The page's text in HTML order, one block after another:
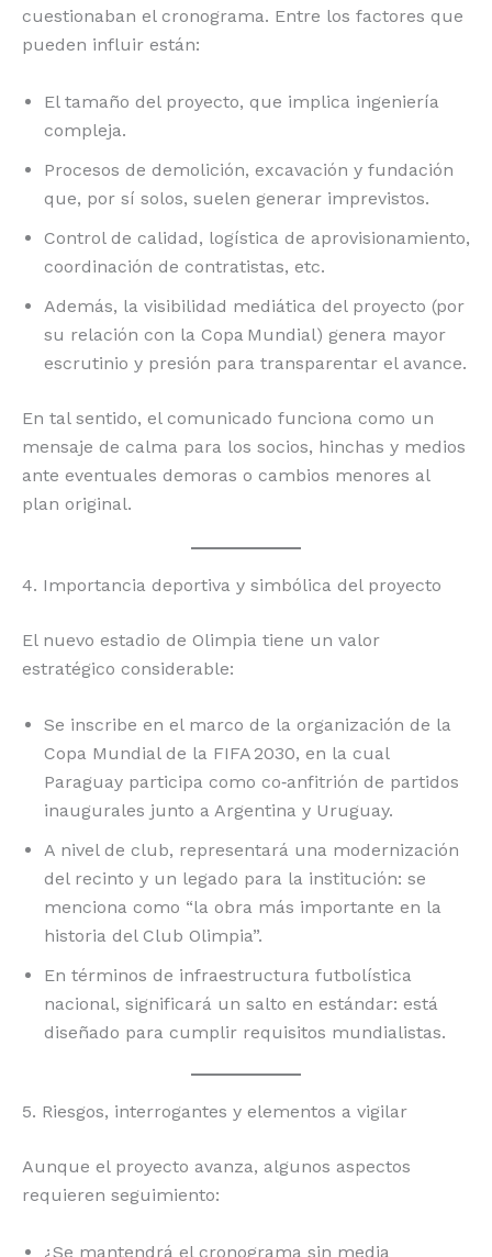
cuestionaban el cronograma. Entre los factores que
pueden influir están:
El tamaño del proyecto, que implica ingeniería
compleja.
Procesos de demolición, excavación y fundación
que, por sí solos, suelen generar imprevistos.
Control de calidad, logística de aprovisionamiento,
coordinación de contratistas, etc.
Además, la visibilidad mediática del proyecto (por
su relación con la Copa Mundial) genera mayor
escrutinio y presión para transparentar el avance.
En tal sentido, el comunicado funciona como un
mensaje de calma para los socios, hinchas y medios
ante eventuales demoras o cambios menores al
plan original.
4. Importancia deportiva y simbólica del proyecto
El nuevo estadio de Olimpia tiene un valor
estratégico considerable:
Se inscribe en el marco de la organización de la
Copa Mundial de la FIFA 2030, en la cual
Paraguay participa como co‑anfitrión de partidos
inaugurales junto a Argentina y Uruguay.
A nivel de club, representará una modernización
del recinto y un legado para la institución: se
menciona como “la obra más importante en la
historia del Club Olimpia”.
En términos de infraestructura futbolística
nacional, significará un salto en estándar: está
diseñado para cumplir requisitos mundialistas.
5. Riesgos, interrogantes y elementos a vigilar
Aunque el proyecto avanza, algunos aspectos
requieren seguimiento:
¿Se mantendrá el cronograma sin media